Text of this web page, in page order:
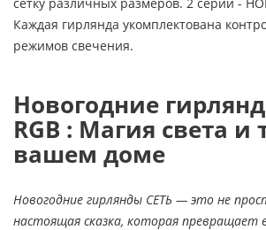
Каждая гирлянда укомплектована
режимов свечения.
Новогодние
RGB : Магия света и
вашем доме
Новогодние гирлянды СЕТЬ — это не
настоящая сказка, которая превращает